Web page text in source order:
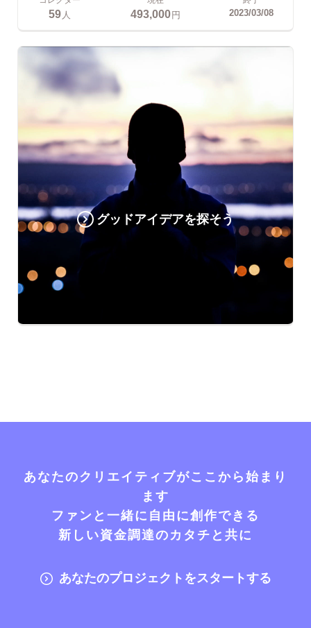
59 人 493,000円 2023/03/08
グッドアイデアを探そう
あなたのクリエイティブがここから始まり
ます
ファンと一緒に自由に創作できる
新しい資金調達のカタチと共に
あなたのプロジェクトをスタートする